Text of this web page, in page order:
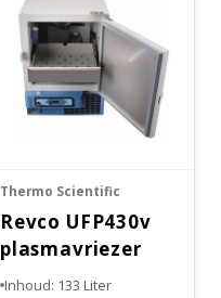
Thermo Scientific
Revco UFP430v
plasmavriezer
tafelmodel
Inhoud: 133 Liter